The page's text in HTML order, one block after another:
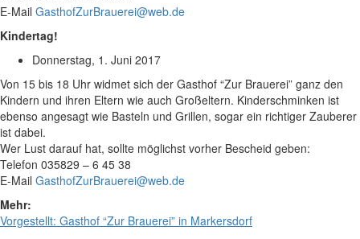
E-Mail GasthofZurBrauerei@web.de
Kindertag!
Donnerstag, 1. Juni 2017
Von 15 bis 18 Uhr widmet sich der Gasthof “Zur Brauerei” ganz den
Kindern und ihren Eltern wie auch Großeltern. Kinderschminken ist
ebenso angesagt wie Basteln und Grillen, sogar ein richtiger Zauberer
ist dabei.
Wer Lust darauf hat, sollte möglichst vorher Bescheid geben:
Telefon 035829 – 6 45 38
E-Mail GasthofZurBrauerei@web.de
Mehr:
Vorgestellt: Gasthof “Zur Brauerei” in Markersdorf